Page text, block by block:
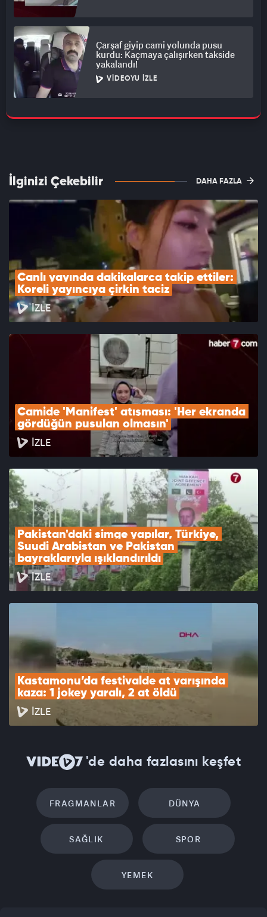
Çarşaf giyip cami yolunda pusu
kurdu: Kaçmaya çalışırken takside
yakalandı!
VIDEOYU İZLE
İlginizi Çekebilir DAHA FAZLA
Canlı yayında dakikalarca takip ettiler:
Koreli yayıncıya çirkin taciz
İZLE
Camide 'Manifest' atışması: 'Her ekranda
gördüğün pusulan olmasın'
İZLE
Pakistan'daki simge yapılar, Türkiye,
Suudi Arabistan ve Pakistan
bayraklarıyla ışıklandırıldı
İZLE
Kastamonu’da festivalde at yarışında
kaza: 1 jokey yaralı, 2 at öldü
İZLE
'de daha fazlasını keşfet
FRAGMANLAR DÜNYA
SAĞLIK SPOR
YEMEK